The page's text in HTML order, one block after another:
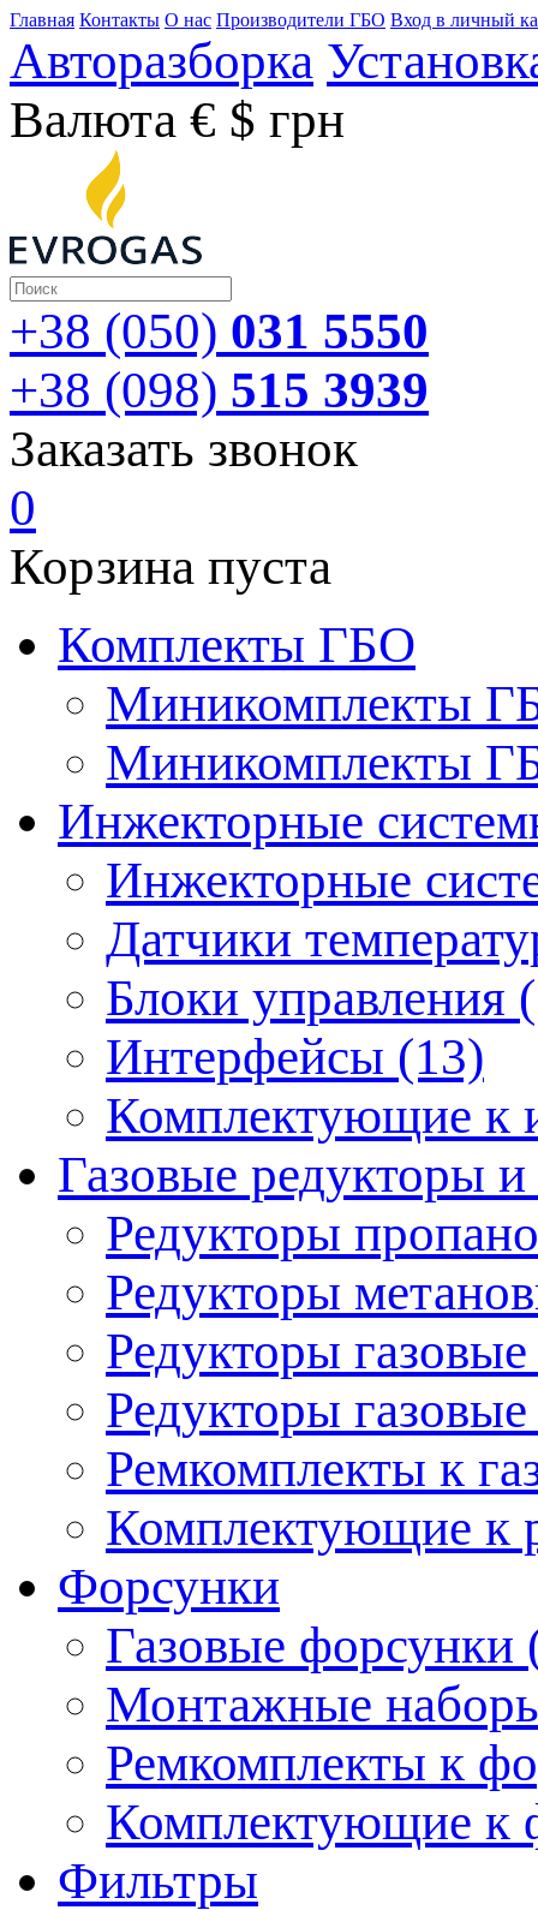
Главная Контакты О нас Производители ГБО Вход в личный
Авторазборка
Валюта € $ грн
+38 (050) 031 5550
+38 (098) 515 3939
Заказать звонок
0
Корзина пуста
Комплекты ГБО
Миникомплекты
Миникомплекты
Инжекторные
Инжекторные
Датчики
Блоки управления
Интерфейсы (13)
Комплектующие к
Газовые редукторы
Редукторы
Редукторы
Редукторы
Редукторы
Ремкомплекты к
Комплектующие к
Форсунки
Газовые форсунки
Монтажные
Ремкомплекты к
Комплектующие к
Фильтры